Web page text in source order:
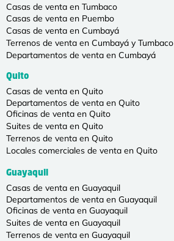
Casas de venta en Tumbaco
Casas de venta en Puembo
Casas de venta en Cumbayá
Terrenos de venta en Cumbayá y Tumbaco
Departamentos de venta en Cumbayá
Quito
Casas de venta en Quito
Departamentos de venta en Quito
Oficinas de venta en Quito
Suites de venta en Quito
Terrenos de venta en Quito
Locales comerciales de venta en Quito
Guayaquil
Casas de venta en Guayaquil
Departamentos de venta en Guayaquil
Oficinas de venta en Guayaquil
Suites de venta en Guayaquil
Terrenos de venta en Guayaquil